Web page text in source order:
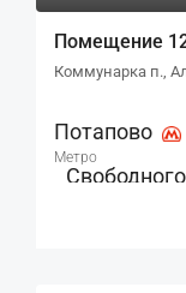
Помещение
Коммунарка п.,
Потапово
Метро